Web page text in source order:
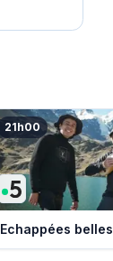
21h00
Echappées belles